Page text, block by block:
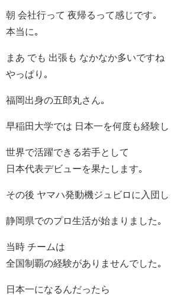
朝 会社行って 夜帰るって感じです｡
本当に｡
まあ でも 出張も なかなか多いですね
やっぱり｡
福岡出身の五郎丸さん｡
早稲田大学では 日本一を何度も経験し
世界で活躍できる若手として
日本代表デビューを果たします｡
その後 ヤマハ発動機ジュビロに入団し
静岡県でのプロ生活が始まりました｡
当時 チームは
全国制覇の経験がありませんでした｡
日本一になるんだったら